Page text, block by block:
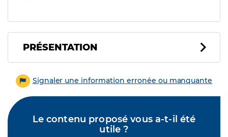
PRÉSENTATION
Signaler une information erronée ou manquante
Le contenu proposé vous a-t-il été
utile ?